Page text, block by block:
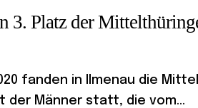
3. Platz der
fanden in Ilmenau die
der Männer statt, die vom...